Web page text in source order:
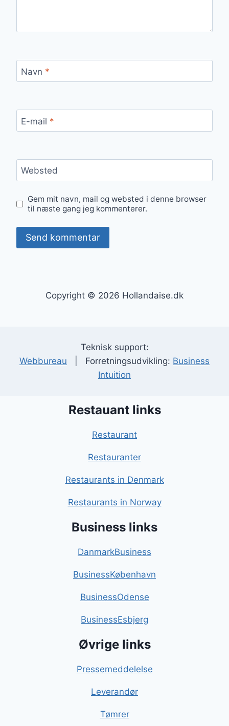
Navn *
E-mail *
Websted
Gem mit navn, mail og websted i denne browser
til næste gang jeg kommenterer.
Copyright © 2026 Hollandaise.dk
Teknisk support:
Webbureau | Forretningsudvikling: Business
Intuition
Restauant links
Restaurant
Restauranter
Restaurants in Denmark
Restaurants in Norway
Business links
DanmarkBusiness
BusinessKøbenhavn
BusinessOdense
BusinessEsbjerg
Øvrige links
Pressemeddelelse
Leverandør
Tømrer